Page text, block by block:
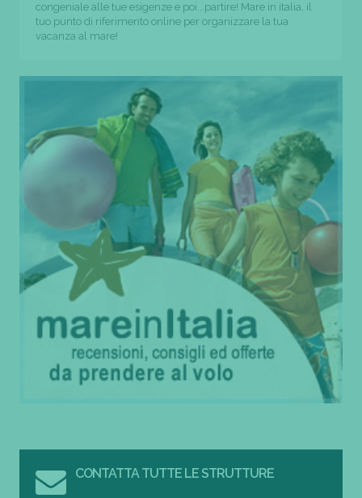
congeniale alle tue esigenze e poi...partire! Mare in italia, il
tuo punto di riferimento online per organizzare la tua
vacanza al mare!
CONTATTA TUTTE LE STRUTTURE